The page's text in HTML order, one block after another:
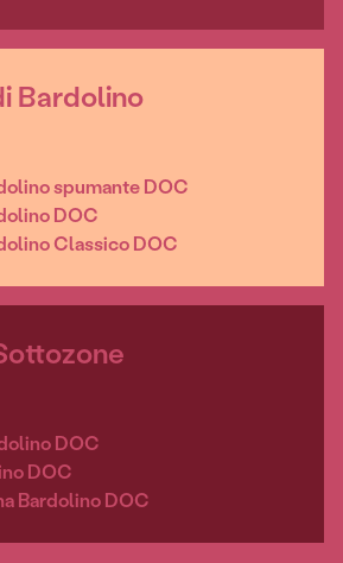
Bardolino
spumante DOC
DOC
Classico DOC
DOC
DOC
Bardolino DOC